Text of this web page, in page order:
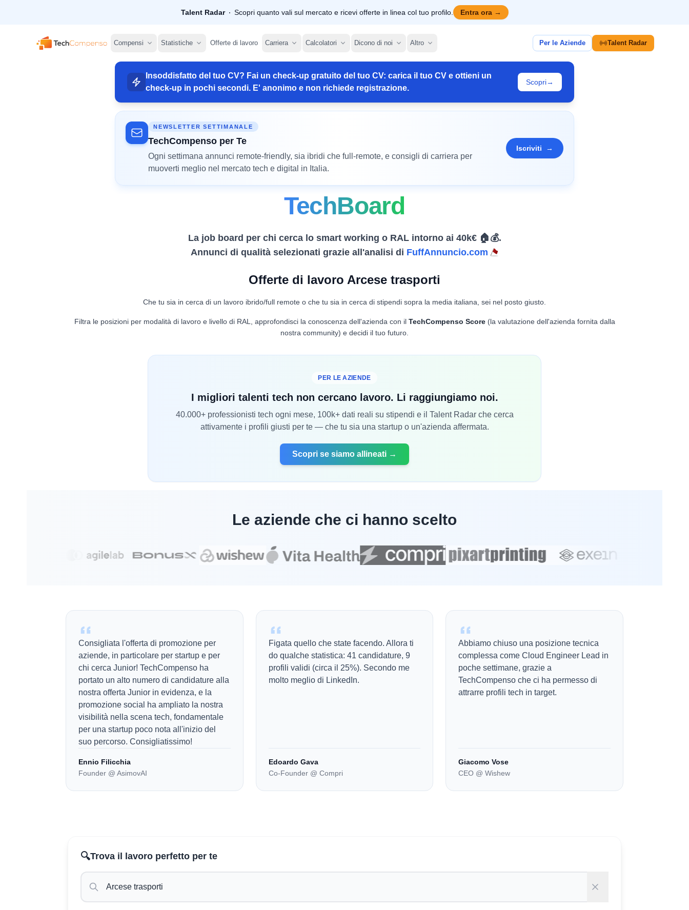
Talent Radar Scopri quanto vali sul mercato e ricevi offerte in linea col tuo profilo. Entra ora →
TechCompenso
Compensi Statistiche Offerte di lavoro Carriera Calcolatori Dicono di noi Altro Per le Aziende Talent Radar
Insoddisfatto del tuo CV? Fai un check-up gratuito del tuo CV: carica il tuo CV e ottieni un
check-up in pochi secondi. E' anonimo e non richiede registrazione.
Scopri→
NEWSLETTER SETTIMANALE
TechCompenso per Te
Ogni settimana annunci remote-friendly, sia ibridi che full-remote, e consigli di carriera per
muoverti meglio nel mercato tech e digital in Italia.
Iscriviti →
TechBoard
La job board per chi cerca lo smart working o RAL intorno ai 40k€ 🏠💰.
Annunci di qualità selezionati grazie all'analisi di FuffAnnuncio.com
Offerte di lavoro Arcese trasporti
Che tu sia in cerca di un lavoro ibrido/full remote o che tu sia in cerca di stipendi sopra la media italiana, sei nel posto giusto.
Filtra le posizioni per modalità di lavoro e livello di RAL, approfondisci la conoscenza dell'azienda con il TechCompenso Score(la valutazione dell'azienda fornita dalla
nostra community) e decidi il tuo futuro.
PER LE AZIENDE
I migliori talenti tech non cercano lavoro. Li raggiungiamo noi.
40.000+ professionisti tech ogni mese, 100k+ dati reali su stipendi e il Talent Radar che cerca
attivamente i profili giusti per te — che tu sia una startup o un'azienda affermata.
Scopri se siamo allineati →
Le aziende che ci hanno scelto
Consigliata l'offerta di promozione per
aziende, in particolare per startup e per
chi cerca Junior! TechCompenso ha
portato un alto numero di candidature alla
nostra offerta Junior in evidenza, e la
promozione social ha ampliato la nostra
visibilità nella scena tech, fondamentale
per una startup poco nota all'inizio del
suo percorso. Consigliatissimo!
Ennio Filicchia
Founder @ AsimovAI
Figata quello che state facendo. Allora ti
do qualche statistica: 41 candidature, 9
profili validi (circa il 25%). Secondo me
molto meglio di LinkedIn.
Edoardo Gava
Co-Founder @ Compri
Abbiamo chiuso una posizione tecnica
complessa come Cloud Engineer Lead in
poche settimane, grazie a
TechCompenso che ci ha permesso di
attrarre profili tech in target.
Giacomo Vose
CEO @ Wishew
🔍Trova il lavoro perfetto per te